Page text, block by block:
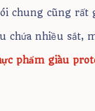
chung cũng rất
chứa nhiều sắt,
phẩm giàu